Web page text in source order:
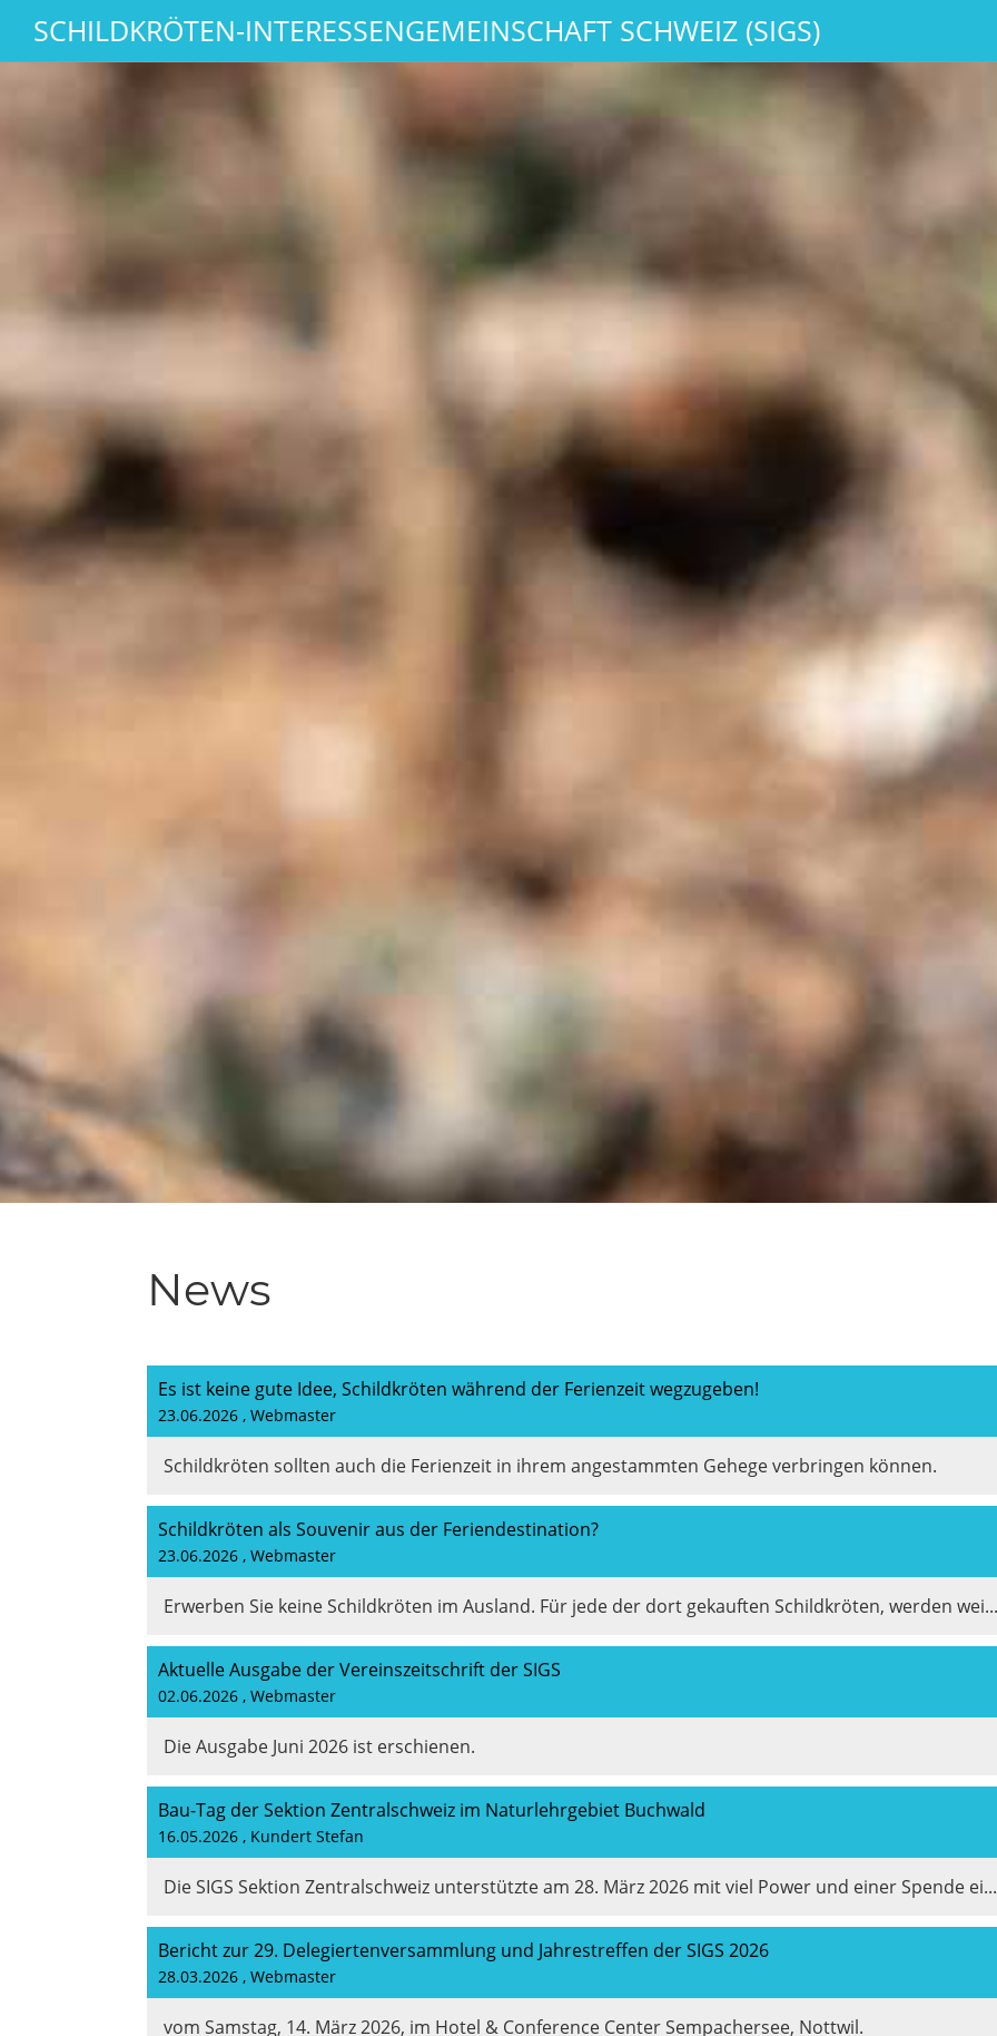
SCHILDKRÖTEN-INTERESSENGEMEINSCHAFT SCHWEIZ (SIGS)
News
Es ist keine gute Idee, Schildkröten während der Ferienzeit wegzugeben!
23.06.2026 , Webmaster
Schildkröten sollten auch die Ferienzeit in ihrem angestammten Gehege verbringen können.
Schildkröten als Souvenir aus der Feriendestination?
23.06.2026 , Webmaster
Erwerben Sie keine Schildkröten im Ausland. Für jede der dort gekauften Schildkröten, werden wei...
Aktuelle Ausgabe der Vereinszeitschrift der SIGS
02.06.2026 , Webmaster
Die Ausgabe Juni 2026 ist erschienen.
Bau-Tag der Sektion Zentralschweiz im Naturlehrgebiet Buchwald
16.05.2026 , Kundert Stefan
Die SIGS Sektion Zentralschweiz unterstützte am 28. März 2026 mit viel Power und einer Spende ei...
Bericht zur 29. Delegiertenversammlung und Jahrestreffen der SIGS 2026
28.03.2026 , Webmaster
vom Samstag, 14. März 2026, im Hotel & Conference Center Sempachersee, Nottwil.